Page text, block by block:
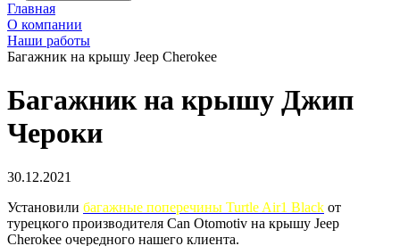
Главная
О компании
Наши работы
Багажник на крышу Jeep Cherokee
Багажник на крышу Джип
Чероки
30.12.2021
Установили багажные поперечины Turtle Air1 Black от
турецкого производителя Can Otomotiv на крышу Jeep
Cherokee очередного нашего клиента.